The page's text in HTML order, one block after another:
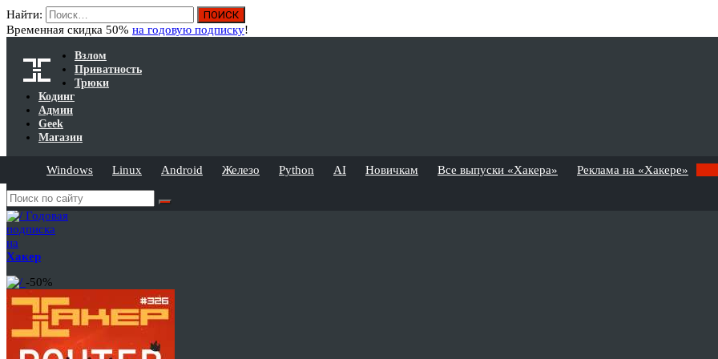
Найти:
Временная скидка 50% на годовую подписку!
Взлом
Приватность
Трюки
Кодинг
Админ
Geek
Магазин
Windows Linux Android Железо Python AI Новичкам Все выпуски «Хакера» Реклама на «Хакере»
Годовая
подписка
на
Хакер
-50%